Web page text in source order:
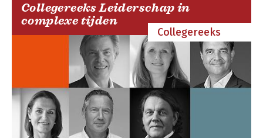
Collegereeks Leiderschap in
complexe tijden
Collegereeks